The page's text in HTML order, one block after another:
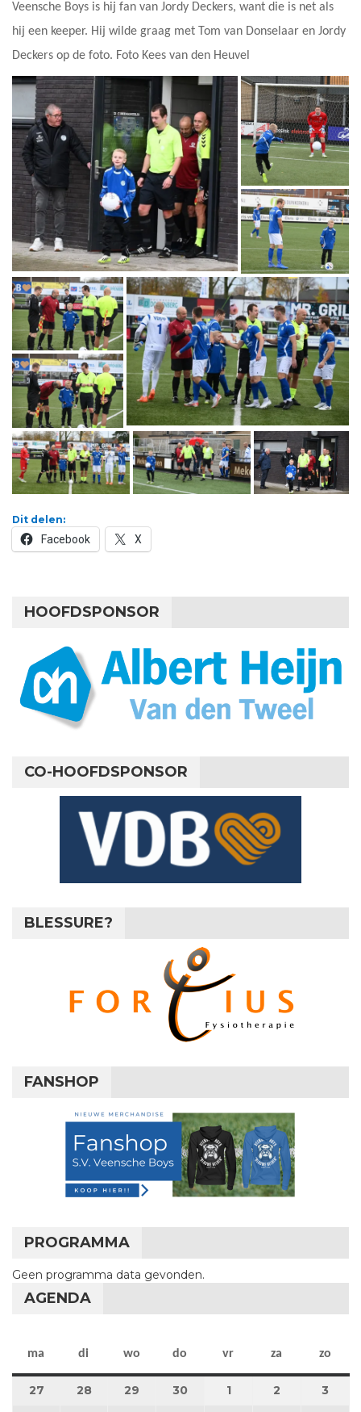
Veensche Boys is hij fan van Jordy Deckers, want die is net als
hij een keeper. Hij wilde graag met Tom van Donselaar en Jordy
Deckers op de foto. Foto Kees van den Heuvel
Dit delen:
Facebook X
HOOFDSPONSOR
CO-HOOFDSPONSOR
BLESSURE?
FANSHOP
PROGRAMMA
Geen programma data gevonden.
AGENDA
ma maandag
di dinsdag
wo woensdag
do donderdag
vr vrijdag
za zaterdag
zo
27 27 april 2026
28 28 april 2026
29 29 april 2026
30 30 april 2026
11 mei 2026
2 2 mei 2026
3